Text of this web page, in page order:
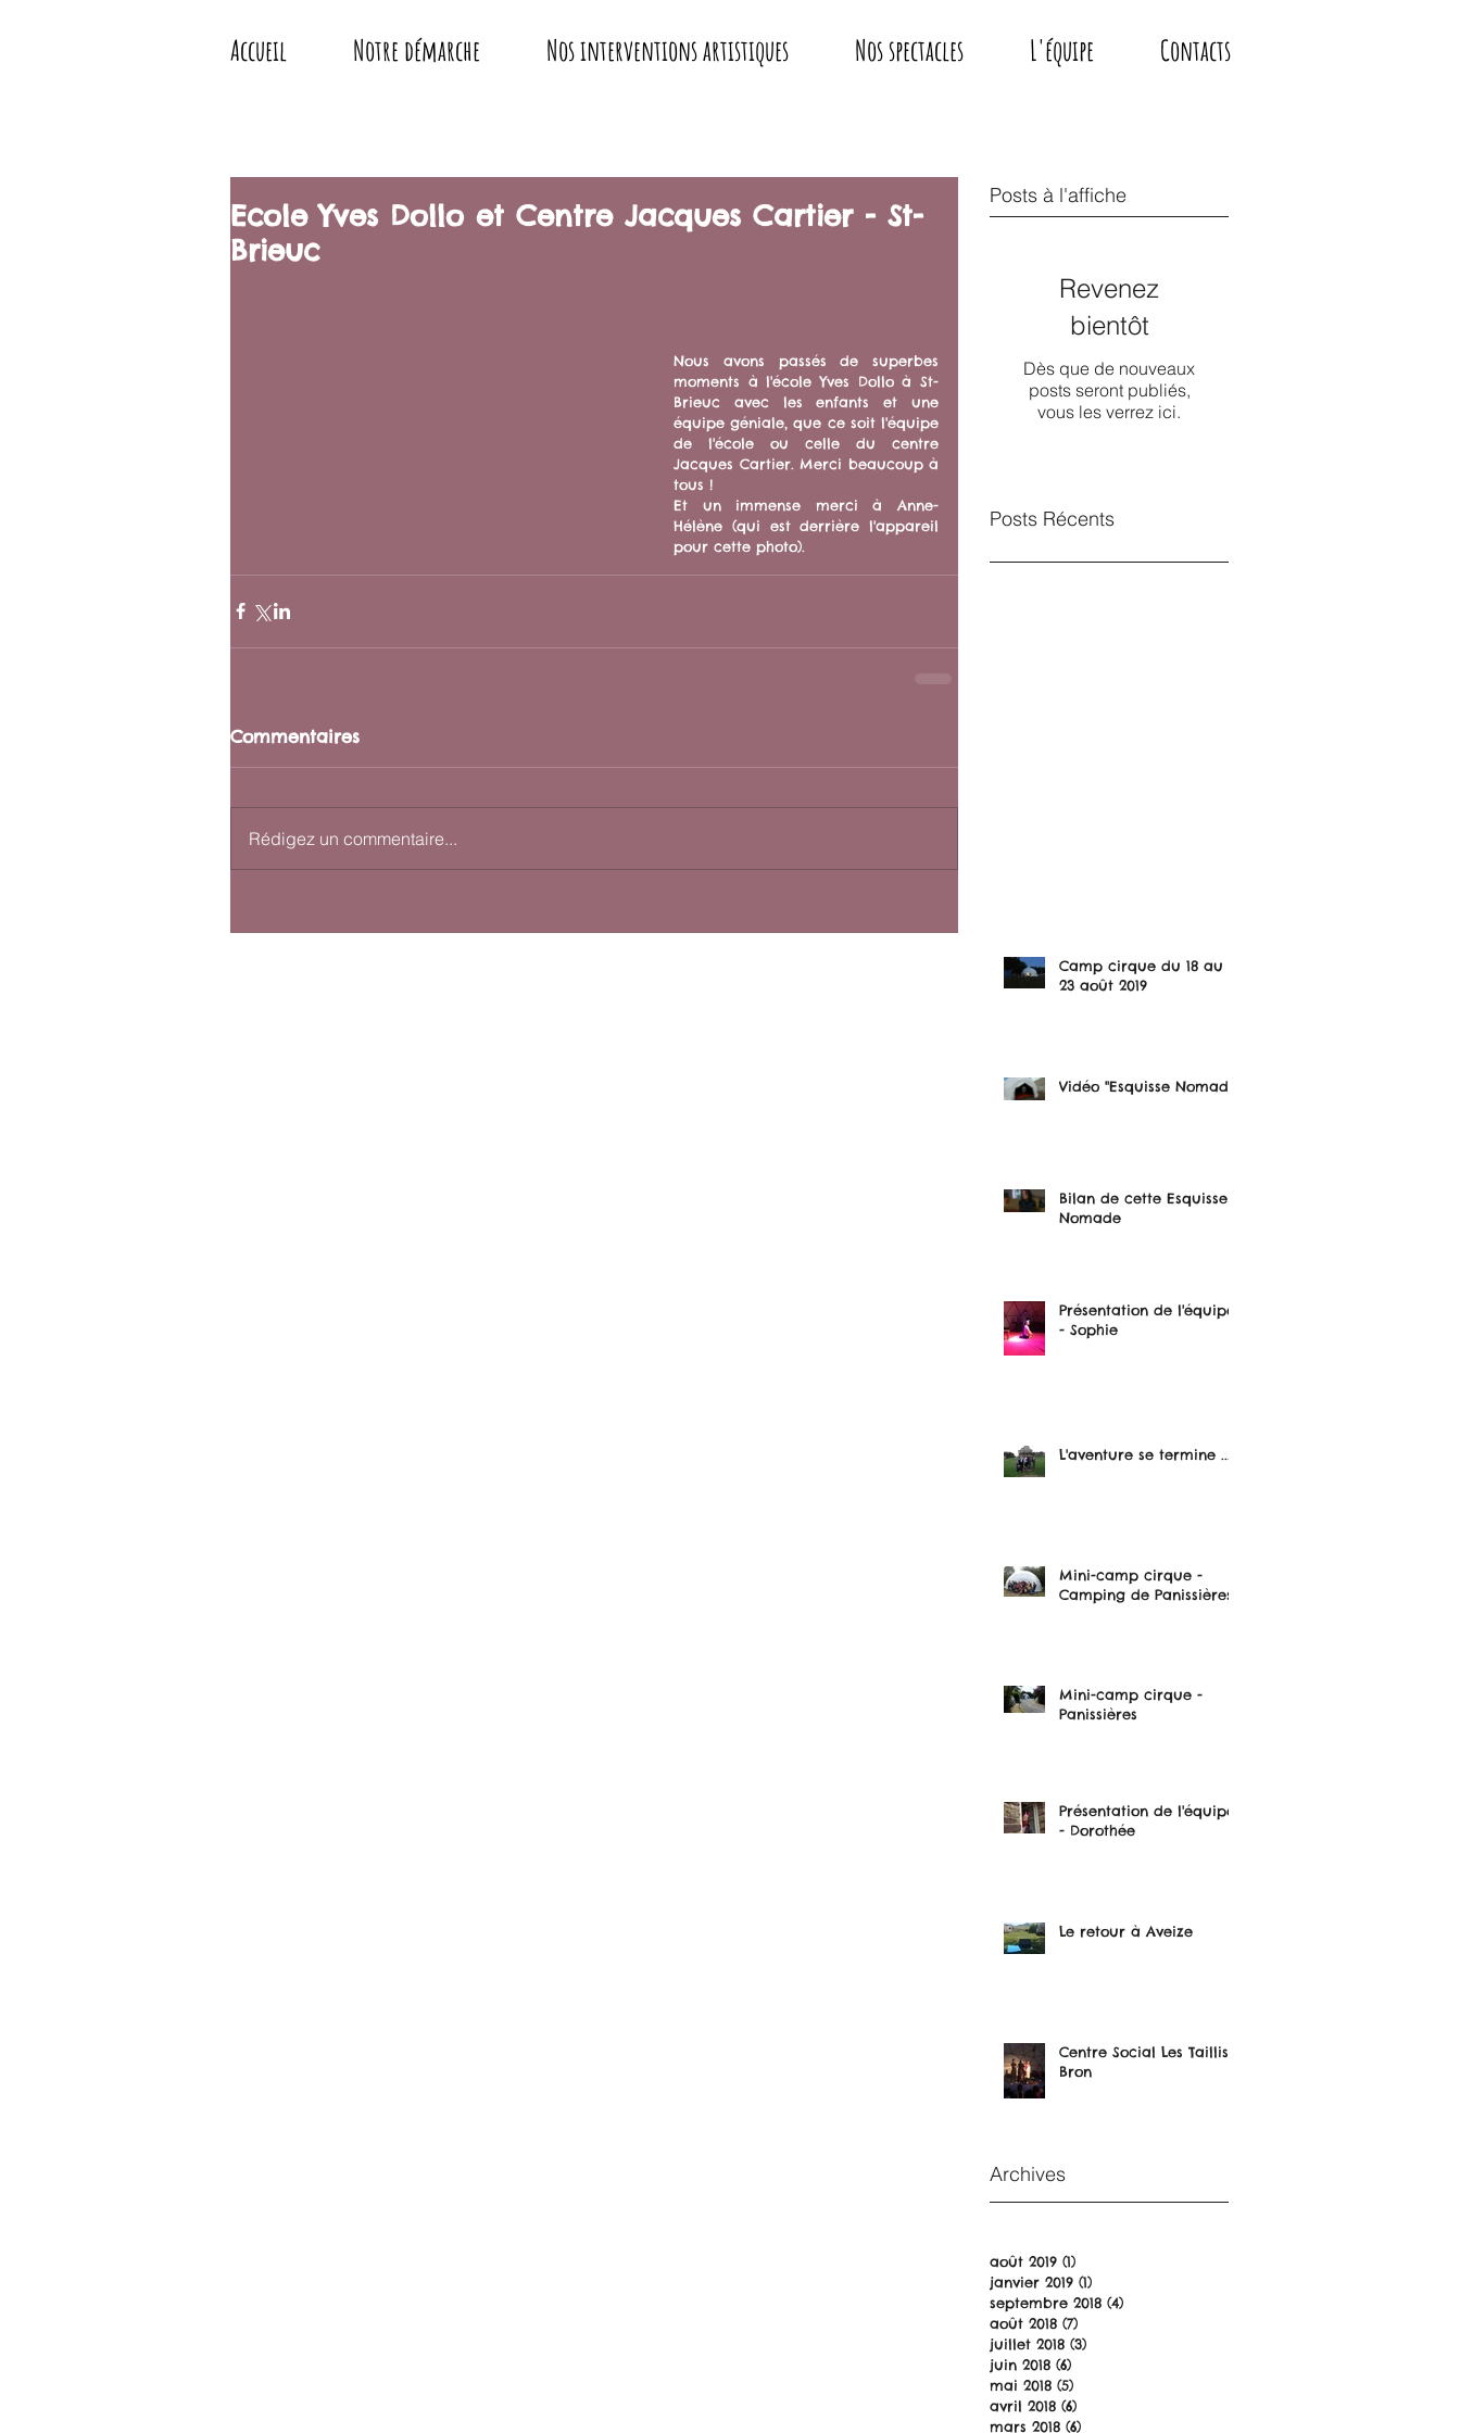
Accueil Notre démarche Nos interventions artistiques Nos spectacles L'équipe Contacts
Ecole Yves Dollo et Centre Jacques Cartier - St-
Brieuc
Nous avons passés de superbes
moments à l'école Yves Dollo à St-
Brieuc avec les enfants et une
équipe géniale, que ce soit l'équipe
de l'école ou celle du centre
Jacques Cartier. Merci beaucoup à
tous !
Et un immense merci à Anne-
Hélène (qui est derrière l'appareil
pour cette photo).
Commentaires
Rédigez un commentaire...
Posts à l'affiche
Revenez
bientôt
Dès que de nouveaux
posts seront publiés,
vous les verrez ici.
Posts Récents
Camp cirque du 18 au
23 août 2019
Vidéo "Esquisse Nomade"
Bilan de cette Esquisse
Nomade
Présentation de l'équipe
- Sophie
L'aventure se termine ...
Mini-camp cirque -
Camping de Panissières
Mini-camp cirque -
Panissières
Présentation de l'équipe
- Dorothée
Le retour à Aveize
Centre Social Les Taillis -
Bron
Archives
août 2019 (1)
janvier 2019 (1)
septembre 2018 (4)
août 2018 (7)
juillet 2018 (3)
juin 2018 (6)
mai 2018 (5)
avril 2018 (6)
mars 2018 (6)